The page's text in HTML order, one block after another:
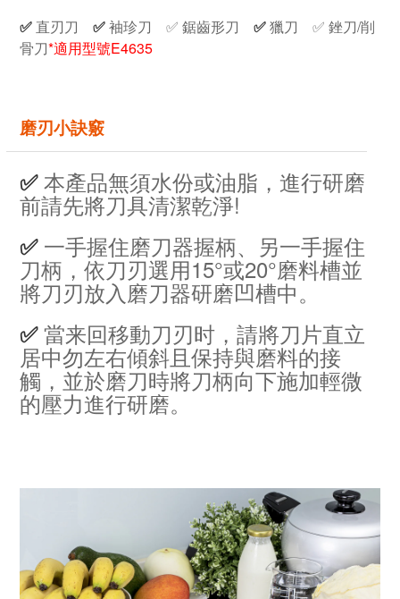
✅ 直刃刀 ✅袖珍刀 ✅ 鋸齒形刀 ✅獵刀 ✅ 銼刀/削
骨刀*適用型號E4635
磨刃小訣竅
✅本產品無須水份或油脂，進行研磨
前請先將刀具清潔乾淨!
✅ 一手握住磨刀器握柄、另一手握住
刀柄，依刀刃選用15°或20°磨料槽並
將刀刃放入磨刀器研磨凹槽中。
✅當来回移動刀刃时，請將刀片直立
居中勿左右傾斜且保持與磨料的接
觸，並於磨刀時將刀柄向下施加輕微
的壓力進行研磨。